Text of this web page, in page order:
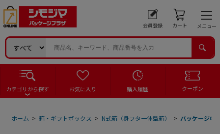
会員登録 カート メニュー
カテゴリから探す お気に入り 購入履歴 クーポン
ホーム > 箱・ギフトボックス > N式箱（身フタ一体型箱） > パッケージ中